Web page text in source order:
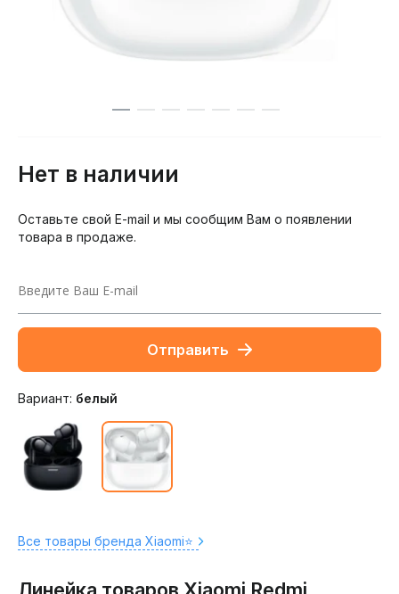
Нет в наличии
Оставьте свой E-mail и мы сообщим Вам о появлении
товара в продаже.
Отправить
Вариант: белый
Все товары бренда Xiaomi⭐️
Линейка товаров Xiaomi Redmi